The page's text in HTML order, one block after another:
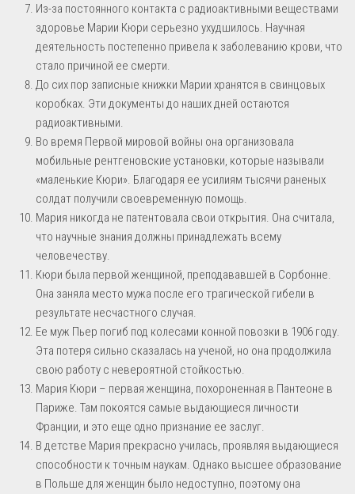
Из-за постоянного контакта с радиоактивными веществами
здоровье Марии Кюри серьезно ухудшилось. Научная
деятельность постепенно привела к заболеванию крови, что
стало причиной ее смерти.
До сих пор записные книжки Марии хранятся в свинцовых
коробках. Эти документы до наших дней остаются
радиоактивными.
Во время Первой мировой войны она организовала
мобильные рентгеновские установки, которые называли
«маленькие Кюри». Благодаря ее усилиям тысячи раненых
солдат получили своевременную помощь.
Мария никогда не патентовала свои открытия. Она считала,
что научные знания должны принадлежать всему
человечеству.
Кюри была первой женщиной, преподававшей в Сорбонне.
Она заняла место мужа после его трагической гибели в
результате несчастного случая.
Ее муж Пьер погиб под колесами конной повозки в 1906 году.
Эта потеря сильно сказалась на ученой, но она продолжила
свою работу с невероятной стойкостью.
Мария Кюри – первая женщина, похороненная в Пантеоне в
Париже. Там покоятся самые выдающиеся личности
Франции, и это еще одно признание ее заслуг.
В детстве Мария прекрасно училась, проявляя выдающиеся
способности к точным наукам. Однако высшее образование
в Польше для женщин было недоступно, поэтому она